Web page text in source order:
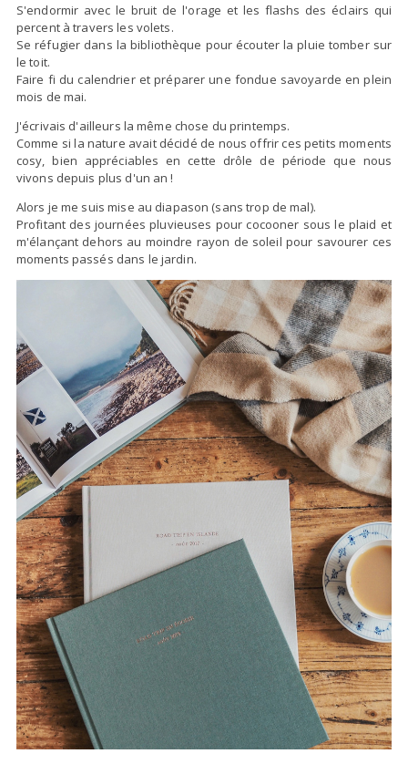
S'endormir avec le bruit de l'orage et les flashs des éclairs qui
percent à travers les volets.
Se réfugier dans la bibliothèque pour écouter la pluie tomber sur
le toit.
Faire fi du calendrier et préparer une fondue savoyarde en plein
mois de mai.
J'écrivais d'ailleurs la même chose du printemps.
Comme si la nature avait décidé de nous offrir ces petits moments
cosy, bien appréciables en cette drôle de période que nous
vivons depuis plus d'un an !
Alors je me suis mise au diapason (sans trop de mal).
Profitant des journées pluvieuses pour cocooner sous le plaid et
m'élançant dehors au moindre rayon de soleil pour savourer ces
moments passés dans le jardin.